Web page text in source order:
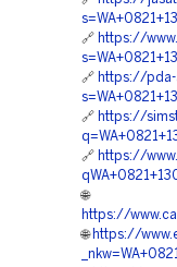
🔗 https://
🔗 https://pda-
🔗 https://
🔗 https://
🌐
https://
🌐 https://